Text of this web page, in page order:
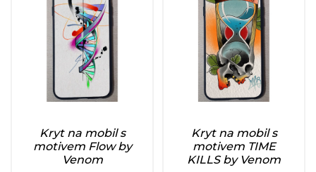
Kryt na mobil s
motivem Flow by
Venom
Kryt na mobil s
motivem TIME
KILLS by Venom